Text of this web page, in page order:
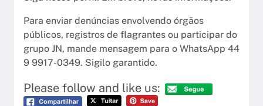
Para enviar denúncias envolvendo órgãos
públicos, registros de flagrantes ou participar do
grupo JN, mande mensagem para o WhatsApp 44
9 9917-0349. Sigilo garantido.
Please follow and like us: